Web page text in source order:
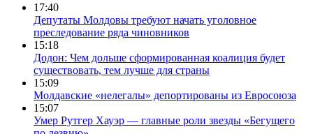
17:40
Депутаты Молдовы требуют начать уголовное
преследование ряда чиновников
15:18
Додон: Чем дольше сформированная коалиция будет
существовать, тем лучше для страны
15:09
Молдавские «нелегалы» депортированы из Евросоюза
15:07
Умер Рутгер Хауэр — главные роли звезды «Бегущего